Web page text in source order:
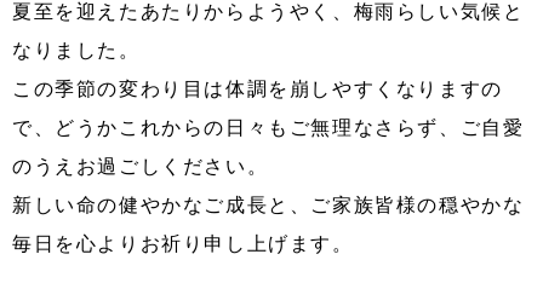
夏至を迎えたあたりからようやく、梅雨らしい気候と
なりました。
この季節の変わり目は体調を崩しやすくなりますの
で、どうかこれからの日々もご無理なさらず、ご自愛
のうえお過ごしください。
新しい命の健やかなご成長と、ご家族皆様の穏やかな
毎日を心よりお祈り申し上げます。